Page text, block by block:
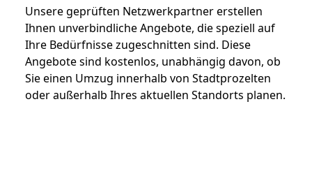
Unsere geprüften Netzwerkpartner erstellen
Ihnen unverbindliche Angebote, die speziell auf
Ihre Bedürfnisse zugeschnitten sind. Diese
Angebote sind kostenlos, unabhängig davon, ob
Sie einen Umzug innerhalb von Stadtprozelten
oder außerhalb Ihres aktuellen Standorts planen.